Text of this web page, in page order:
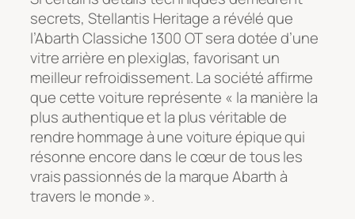
secrets, Stellantis Heritage a révélé que
l’Abarth Classiche 1300 OT sera dotée d’une
vitre arrière en plexiglas, favorisant un
meilleur refroidissement. La société affirme
que cette voiture représente « la manière la
plus authentique et la plus véritable de
rendre hommage à une voiture épique qui
résonne encore dans le cœur de tous les
vrais passionnés de la marque Abarth à
travers le monde ».